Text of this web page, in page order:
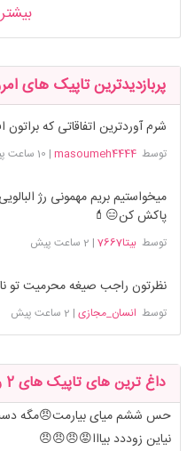
پربازدیدترین تاپیک های
شرم آوردترین اتفاقاتی که براتون
توسطmasoumeh4444
| 10 ساعت پیش
میخواستیم بریم مهمونی رژ
پاکش کن😑💄
توسطبیتا7667 | 2 ساعت پیش
نظرتون راجب صیغه محرمیت تو
توسط انسان_مجازی | 2 ساعت پیش
داغ ترین های تاپیک های 2 روز گذشته
حس ششم میای بیارمت😠مگه دست
نیاین زوددد بیااا😡😠😠😠